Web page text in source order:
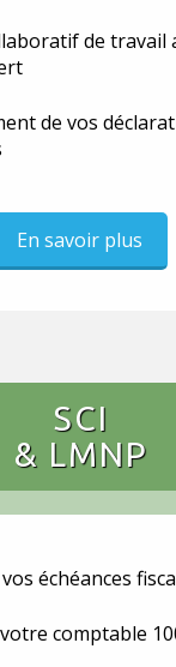
de travail
de vos
En savoir plus
SCI
& LMNP
échéances
comptable